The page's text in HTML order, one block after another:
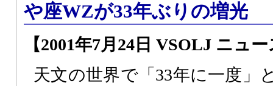
や座WZが33年ぶりの増光
【2001年7月24日 VSOLJ ニュ
天文の世界で「33年に一度」